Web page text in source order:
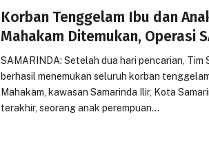
Korban Tenggelam Ibu dan
Mahakam Ditemukan, Operasi
SAMARINDA: Setelah dua hari pencarian, Tim
berhasil menemukan seluruh korban
Mahakam, kawasan Samarinda Ilir, Kota
terakhir, seorang anak perempuan…